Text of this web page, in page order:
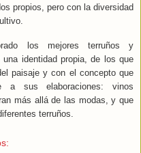
propios, pero con la diversidad
los mejores terruños y
identidad propia, de los que
paisaje y con el concepto que
a sus elaboraciones: vinos
más allá de las modas, y que
terruños.